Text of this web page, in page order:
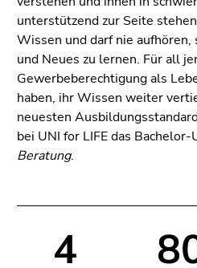
Sie diesen
Link.
Zum
Inhalt
(Zugriffstaste
1)
Zur
2)
Hauptnavigation
unterstützend zur Seite
Wissen und darf nie
und Neues zu lernen. Für all
Gewerbeberechtigung als
haben, ihr Wissen weiter
neuesten
bei UNI for LIFE das Bachelor-
Beratung.
4